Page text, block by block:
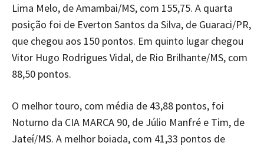
Lima Melo, de Amambai/MS, com 155,75. A quarta
posição foi de Everton Santos da Silva, de Guaraci/PR,
que chegou aos 150 pontos. Em quinto lugar chegou
Vitor Hugo Rodrigues Vidal, de Rio Brilhante/MS, com
88,50 pontos.
O melhor touro, com média de 43,88 pontos, foi
Noturno da CIA MARCA 90, de Júlio Manfré e Tim, de
Jateí/MS. A melhor boiada, com 41,33 pontos de